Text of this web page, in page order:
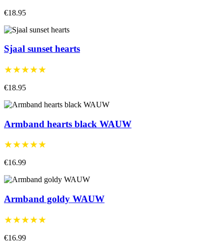
€18.95
Sjaal sunset hearts
★★★★★
€18.95
Armband hearts black WAUW
★★★★★
€16.99
Armband goldy WAUW
★★★★★
€16.99